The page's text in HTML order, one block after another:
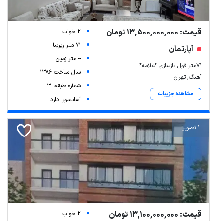
قیمت: 13,500,000,000 تومان
آپارتمان
۷۱متر فول بازسازی *علامه*
آهنگ, تهران
مشاهده جزییات
2 خواب
71 متر زیربنا
-- متر زمین
سال ساخت 1386
شماره طبقه: 3
آسانسور: دارد
1 تصویر
قیمت: 13,100,000,000 تومان
2 خواب